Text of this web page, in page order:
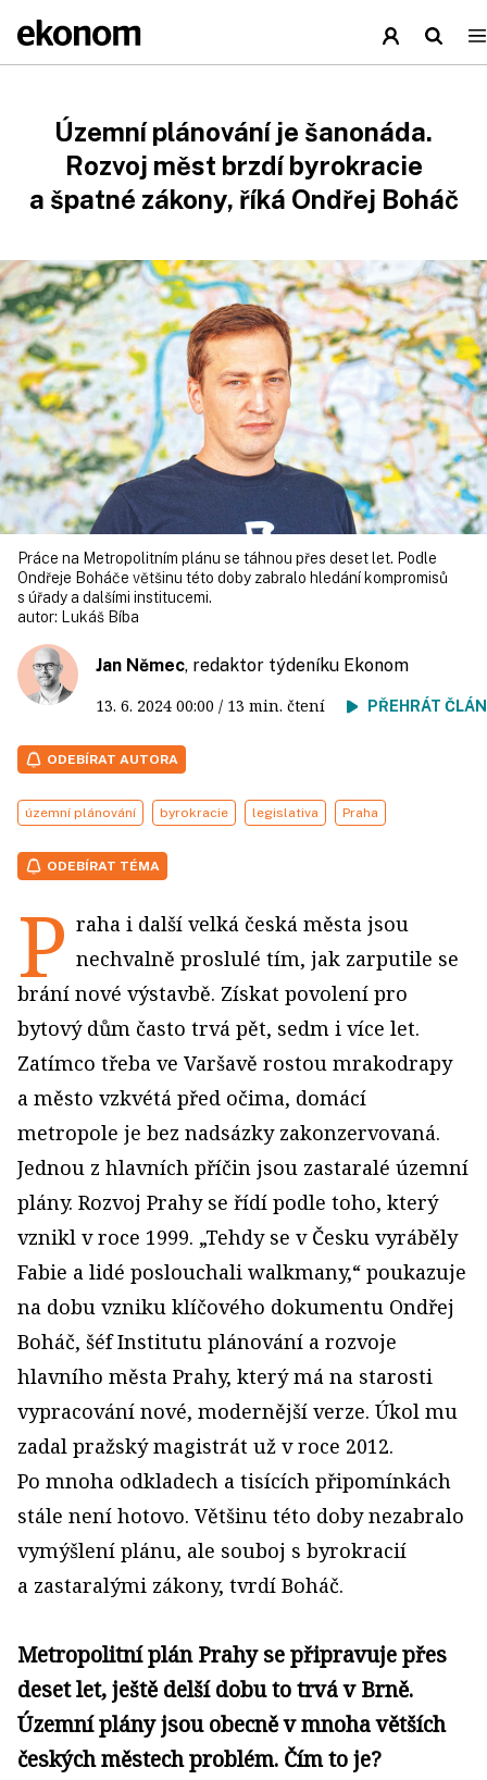
Územní plánování je šanonáda.
Rozvoj měst brzdí byrokracie
a špatné zákony, říká Ondřej Boháč
Práce na Metropolitním plánu se táhnou přes deset let. Podle
Ondřeje Boháče většinu této doby zabralo hledání kompromisů
s úřady a dalšími institucemi.
autor:
Lukáš Bíba
Jan Němec, redaktor týdeníku Ekonom
13. 6. 2024 00:00 / 13 min. čtení PŘEHRÁT
ODEBÍRAT AUTORA
územní plánování byrokracie legislativa Praha
ODEBÍRAT TÉMA
P raha i další velká česká města jsou
nechvalně proslulé tím, jak zarputile se
brání nové výstavbě. Získat povolení pro
bytový dům často trvá pět, sedm i více let.
Zatímco třeba ve Varšavě rostou mrakodrapy
a město vzkvétá před očima, domácí
metropole je bez nadsázky zakonzervovaná.
Jednou z hlavních příčin jsou zastaralé územní
plány. Rozvoj Prahy se řídí podle toho, který
vznikl v roce 1999. „Tehdy se v Česku vyráběly
Fabie a lidé poslouchali walkmany,“ poukazuje
na dobu vzniku klíčového dokumentu Ondřej
Boháč, šéf Institutu plánování a rozvoje
hlavního města Prahy, který má na starosti
vypracování nové, modernější verze. Úkol mu
zadal pražský magistrát už v roce 2012.
Po mnoha odkladech a tisících připomínkách
stále není hotovo. Většinu této doby nezabralo
vymýšlení plánu, ale souboj s byrokracií
a zastaralými zákony, tvrdí Boháč.
Metropolitní plán Prahy se připravuje přes
deset let, ještě delší dobu to trvá v Brně.
Územní plány jsou obecně v mnoha větších
českých městech problém. Čím to je?